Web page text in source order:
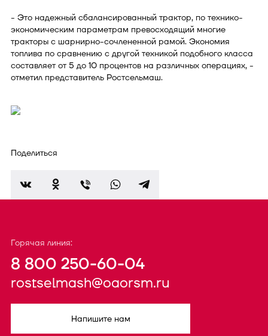
- Это надежный сбалансированный трактор, по технико-
экономическим параметрам превосходящий многие
тракторы c шарнирно-сочлененной рамой. Экономия
топлива по сравнению с другой техникой подобного класса
составляет от 5 до 10 процентов на различных операциях, -
отметил представитель Ростсельмаш.
Поделиться
Горячая линия:
8 800 250-60-04
rostselmash@oaorsm.ru
Напишите нам